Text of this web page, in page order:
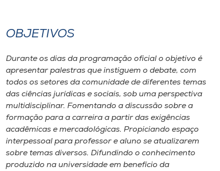
o idioma
OBJETIVOS
Durante os dias da programação oficial o objetivo é
apresentar palestras que instiguem o debate, com
todos os setores da comunidade de diferentes temas
das ciências jurídicas e sociais, sob uma perspectiva
multidisciplinar. Fomentando a discussão sobre a
formação para a carreira a partir das exigências
acadêmicas e mercadológicas. Propiciando espaço
interpessoal para professor e aluno se atualizarem
sobre temas diversos. Difundindo o conhecimento
produzido na universidade em benefício da